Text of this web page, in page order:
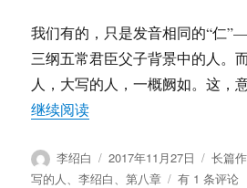
我们有的，只是发音相同的“仁
三纲五常君臣父子背景中的人。
人，大写的人，一概阙如。这，
继续阅读“《大写的人》第八章 ：
作
者
李绍白
发
布
2017年11月27日
分
类
长篇
写的人
、李绍白 、第八章
《大
有 1 条评论